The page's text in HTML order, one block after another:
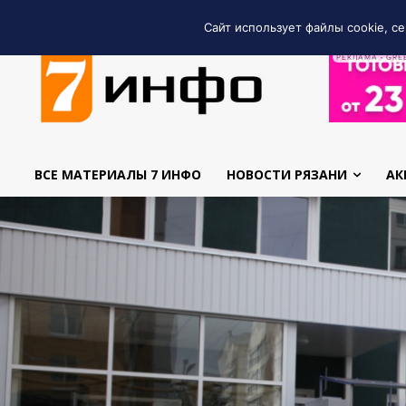
РЕКЛАМА •
ВСЕ МАТЕРИАЛЫ 7 ИНФО НОВОСТИ РЯЗАНИ
Сайт использует файлы cookie,